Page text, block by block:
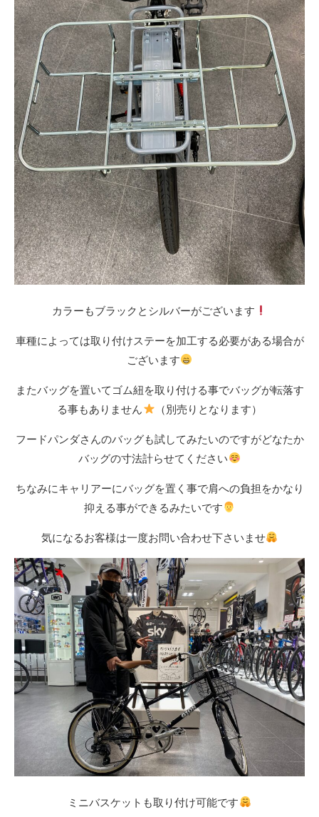
カラーもブラックとシルバーがございます
車種によっては取り付けステーを加工する必要がある場合が
ございます
またバッグを置いてゴム紐を取り付ける事でバッグが転落す
る事もありません
（別売りとなります）
フードパンダさんのバッグも試してみたいのですがどなたか
バッグの寸法計らせてください
ちなみにキャリアーにバッグを置く事で肩への負担をかなり
抑える事ができるみたいです
気になるお客様は一度お問い合わせ下さいませ
ミニバスケットも取り付け可能です